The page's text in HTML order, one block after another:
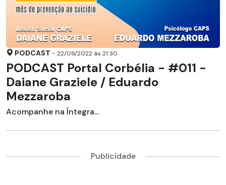
PODCAST - 22/09/2022 às 21:30
PODCAST Portal Corbélia - #011 -
Daiane Graziele / Eduardo
Mezzaroba
Acompanhe na Íntegra...
Publicidade